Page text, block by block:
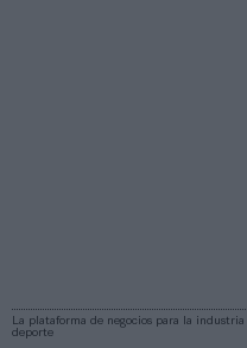
La plataforma de negocios para la industria
deporte